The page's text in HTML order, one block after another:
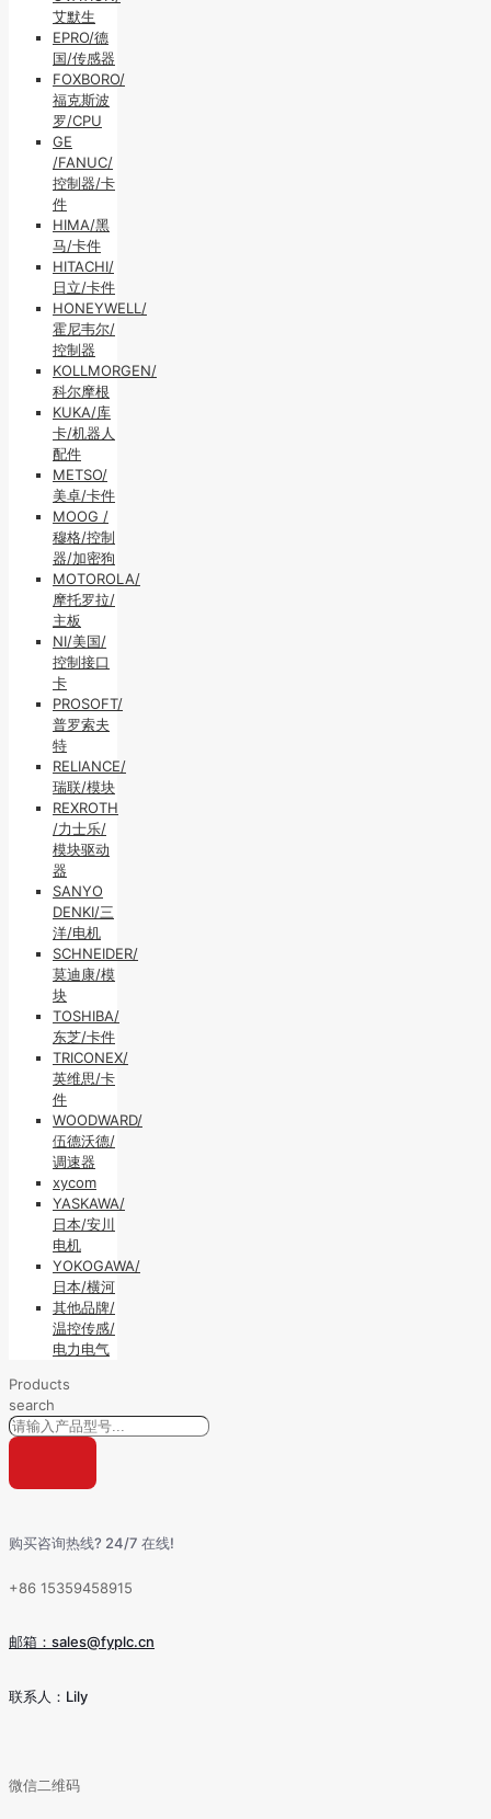
艾默生
EPRO/德
国/传感器
FOXBORO/
福克斯波
罗/CPU
GE
/FANUC/
控制器/卡
件
HIMA/黑
马/卡件
HITACHI/
日立/卡件
HONEYWELL/
霍尼韦尔/
控制器
KOLLMORGEN/
科尔摩根
KUKA/库
卡/机器人
配件
METSO/
美卓/卡件
MOOG /
穆格/控制
器/加密狗
MOTOROLA/
摩托罗拉/
主板
NI/美国/
控制接口
卡
PROSOFT/
普罗索夫
特
RELIANCE/
瑞联/模块
REXROTH
/力士乐/
模块驱动
器
SANYO
DENKI/三
洋/电机
SCHNEIDER/
莫迪康/模
块
TOSHIBA/
东芝/卡件
TRICONEX/
英维思/卡
件
WOODWARD/
伍德沃德/
调速器
xycom
YASKAWA/
日本/安川
电机
YOKOGAWA/
日本/横河
其他品牌/
温控传感/
电力电气
Products
search
购买咨询热线? 24/7 在线!
+86 15359458915
邮箱：sales@fyplc.cn
联系人：Lily
微信二维码